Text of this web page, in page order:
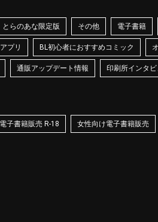
とらのあな限定版 その他 電子書籍
アプリ BL初心者におすすめコミック
通販アップデート情報 印刷所インタ
電子書籍販売 R-18 女性向け電子書籍販売